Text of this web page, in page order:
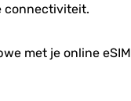
connectiviteit.
met je online eSIM